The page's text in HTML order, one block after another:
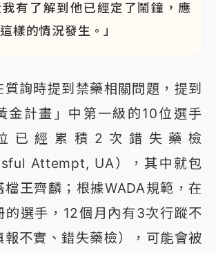
有了解到他已經定了鬧鐘，應
樣的情況發生。」
詢時提到禁藥相關問題，提到
金計畫」中第一級的10位選手
已經累積2次錯失藥檢
Attempt, UA），其中就包
檔王齊麟；根據WADA規範，在
的選手，12個月內有3次行蹤不
報不實、錯失藥檢），可能會被